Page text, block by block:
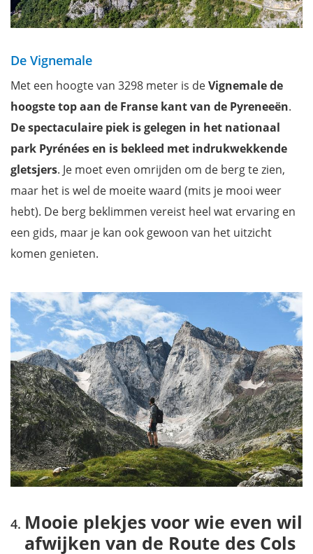
De Vignemale
Met een hoogte van 3298 meter is deVignemale de
hoogste top aan de Franse kant van de Pyreneeën.
De spectaculaire piek is gelegen in het nationaal
park Pyrénées en is bekleed met indrukwekkende
gletsjers. Je moet even omrijden om de berg te zien,
maar het is wel de moeite waard (mits je mooi weer
hebt). De berg beklimmen vereist heel wat ervaring en
een gids, maar je kan ook gewoon van het uitzicht
komen genieten.
Mooie plekjes voor wie even wil
afwijken van de Route des Cols